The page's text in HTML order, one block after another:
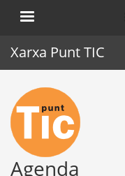
Xarxa Punt TIC
Inici
Punt TIC
Actualitat
Agenda